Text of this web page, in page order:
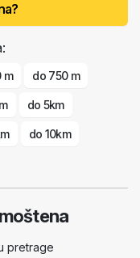
m do 750 m
do 5km
do 10km
pretrage